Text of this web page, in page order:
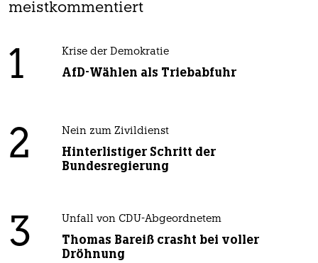
meistkommentiert
1 Krise der Demokratie
AfD-Wählen als Triebabfuhr
2 Nein zum Zivildienst
Hinterlistiger Schritt der
Bundesregierung
3 Unfall von CDU-Abgeordnetem
Thomas Bareiß crasht bei voller
Dröhnung